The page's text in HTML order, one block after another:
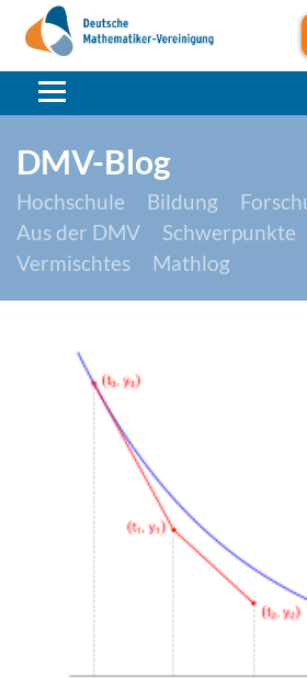
DMV-Blog
Hochschule Bildung
Aus der DMV
Schwerpunkte
Vermischtes
Mathlog